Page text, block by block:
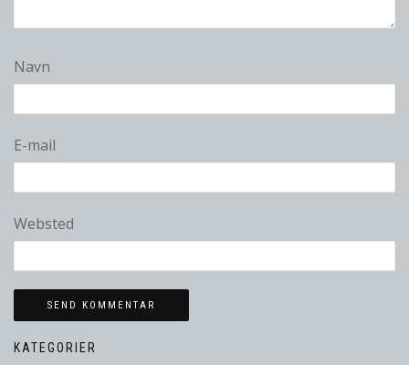
Navn
E-mail
Websted
KATEGORIER